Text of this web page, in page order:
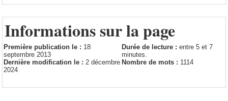
Informations sur la page
Première publication le : 18
septembre 2013
Durée de lecture : entre 5 et 7
minutes.
Dernière modification le : 2 décembre
2024
Nombre de mots : 1114